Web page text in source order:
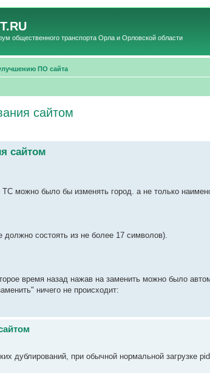
транспорта Орла и Орловской области
ПО сайта
сайтом
сайтом
можно было бы изменять город. а не только
состоять из не более 17 символов).
время назад нажав на заменить можно было
ничего не происходит:
дублирований, при обычной нормальной загрузке